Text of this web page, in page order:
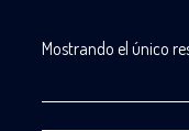
Mostrando el único